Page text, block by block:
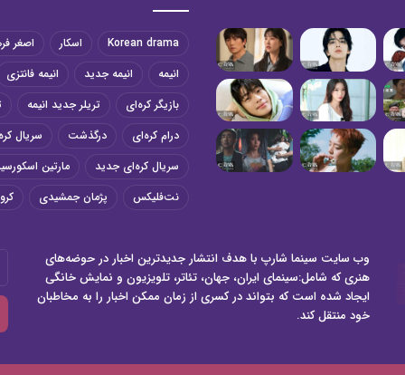
Korean drama اسکار
اصغر
انیمه
انیمه جدید انیمه فانتزی
بازیگر کره‌ای
تریلر جدید انیمه
درام کره‌ای
درگذشت
سریال
سریال کره‌ای جدید
مارتین
نت‌فلیکس
پژمان جمشیدی
وب سایت سینما شارپ با هدف انتشار جدیدترین اخبار در حوضه‌های
هنری که شامل:سینمای ایران، جهان، تئاتر، تلویزیون و نمایش خانگی
ایجاد شده است که بتواند در کسری از زمان ممکن اخبار را به مخاطبان
خود منتقل کند.